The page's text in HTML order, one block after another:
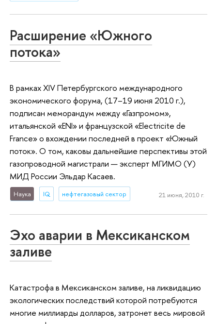
Расширение «Южного
потока»
В рамках XIV Петербургского международного
экономического форума, (17–19 июня 2010 г.),
подписан меморандум между «Газпромом»,
итальянской «ENI» и французской «Electricite de
France» о вхождении последней в проект «Южный
поток». О том, каковы дальнейшие перспективы этой
газопроводной магистрали — эксперт МГИМО (У)
МИД России Эльдар Касаев.
Наука IQ нефтегазовый сектор 21 июня, 2010 г.
Эхо аварии в Мексиканском
заливе
Катастрофа в Мексиканском заливе, на ликвидацию
экологических последствий которой потребуются
многие миллиарды долларов, затронет весь мировой